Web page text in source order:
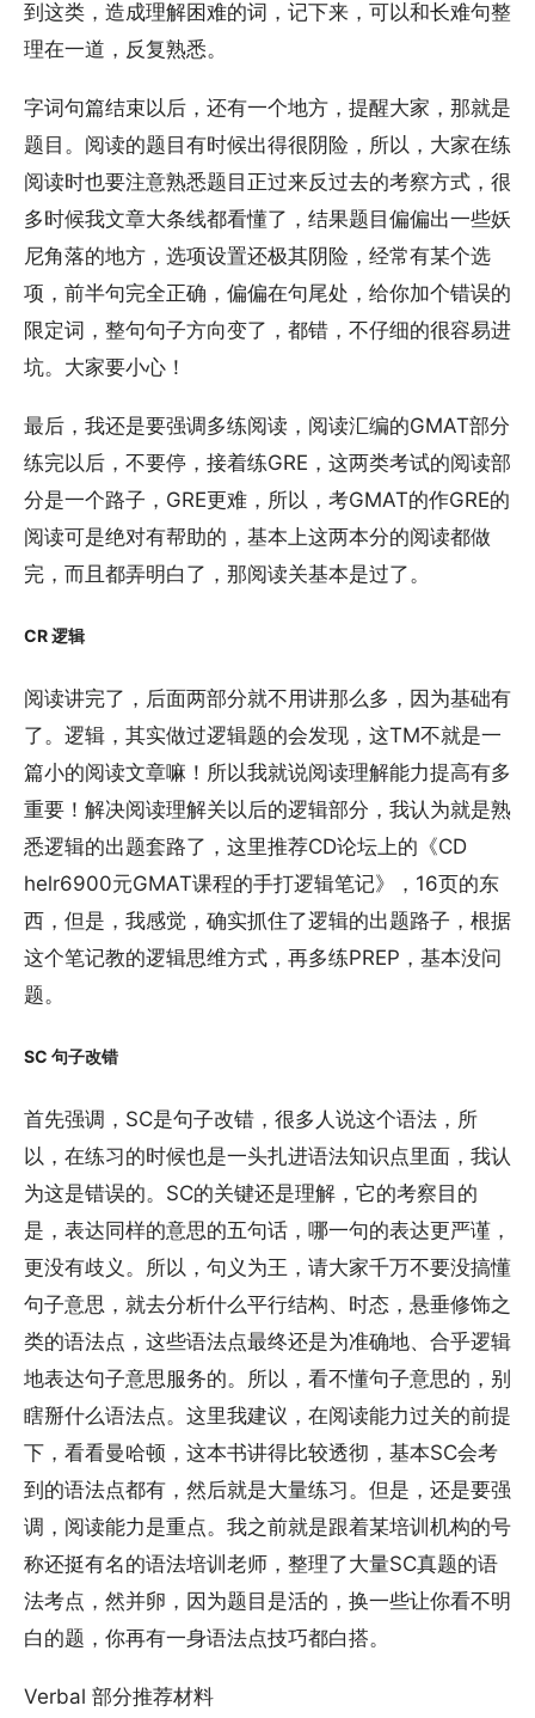
到这类，造成理解困难的词，记下来，可以和长难句整
理在一道，反复熟悉。
字词句篇结束以后，还有一个地方，提醒大家，那就是
题目。阅读的题目有时候出得很阴险，所以，大家在练
阅读时也要注意熟悉题目正过来反过去的考察方式，很
多时候我文章大条线都看懂了，结果题目偏偏出一些妖
尼角落的地方，选项设置还极其阴险，经常有某个选
项，前半句完全正确，偏偏在句尾处，给你加个错误的
限定词，整句句子方向变了，都错，不仔细的很容易进
坑。大家要小心！
最后，我还是要强调多练阅读，阅读汇编的GMAT部分
练完以后，不要停，接着练GRE，这两类考试的阅读部
分是一个路子，GRE更难，所以，考GMAT的作GRE的
阅读可是绝对有帮助的，基本上这两本分的阅读都做
完，而且都弄明白了，那阅读关基本是过了。
CR 逻辑
阅读讲完了，后面两部分就不用讲那么多，因为基础有
了。逻辑，其实做过逻辑题的会发现，这TM不就是一
篇小的阅读文章嘛！所以我就说阅读理解能力提高有多
重要！解决阅读理解关以后的逻辑部分，我认为就是熟
悉逻辑的出题套路了，这里推荐CD论坛上的《CD
helr6900元GMAT课程的手打逻辑笔记》，16页的东
西，但是，我感觉，确实抓住了逻辑的出题路子，根据
这个笔记教的逻辑思维方式，再多练PREP，基本没问
题。
SC 句子改错
首先强调，SC是句子改错，很多人说这个语法，所
以，在练习的时候也是一头扎进语法知识点里面，我认
为这是错误的。SC的关键还是理解，它的考察目的
是，表达同样的意思的五句话，哪一句的表达更严谨，
更没有歧义。所以，句义为王，请大家千万不要没搞懂
句子意思，就去分析什么平行结构、时态，悬垂修饰之
类的语法点，这些语法点最终还是为准确地、合乎逻辑
地表达句子意思服务的。所以，看不懂句子意思的，别
瞎掰什么语法点。这里我建议，在阅读能力过关的前提
下，看看曼哈顿，这本书讲得比较透彻，基本SC会考
到的语法点都有，然后就是大量练习。但是，还是要强
调，阅读能力是重点。我之前就是跟着某培训机构的号
称还挺有名的语法培训老师，整理了大量SC真题的语
法考点，然并卵，因为题目是活的，换一些让你看不明
白的题，你再有一身语法点技巧都白搭。
Verbal 部分推荐材料